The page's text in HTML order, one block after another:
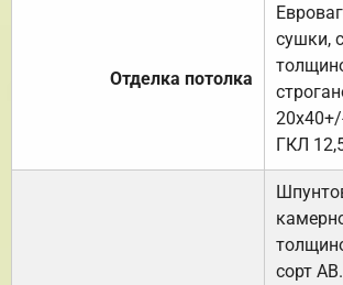
Отделка потолка
сушки,
ГКЛ
сорт